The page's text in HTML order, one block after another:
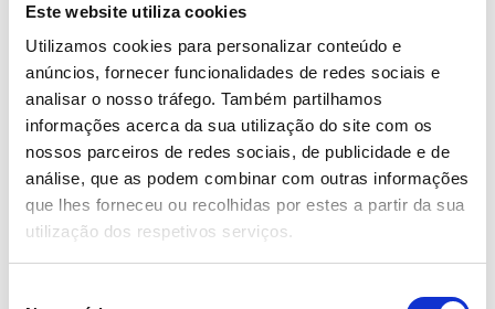
Este website utiliza cookies
Utilizamos cookies para personalizar conteúdo e
anúncios, fornecer funcionalidades de redes sociais e
analisar o nosso tráfego. Também partilhamos
informações acerca da sua utilização do site com os
nossos parceiros de redes sociais, de publicidade e de
análise, que as podem combinar com outras informações
que lhes forneceu ou recolhidas por estes a partir da sua
utilização dos respetivos serviços.
não são aplicáveis os valores apresentados
Peça já uma proposta de aluguer
através da modalidade30 RENTby
Ecomobilee crie já uma solução
de mobilidade para a sua